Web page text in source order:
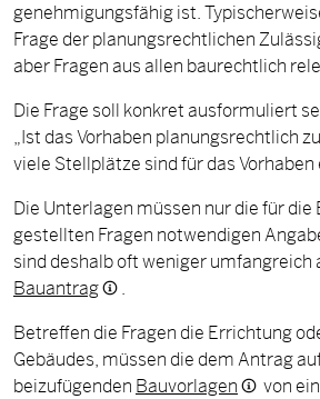
genehmigungsfähig ist.
Frage der planungsrechtlichen
aber Fragen aus allen baurechtlich
Die Frage soll konkret ausformuliert
„Ist das Vorhaben planungsrechtlich
viele Stellplätze sind für das
Die Unterlagen müssen nur die für
gestellten Fragen notwendigen
sind deshalb oft weniger umfangreich
Bauantrag
.
Betreffen die Fragen die Errichtung
Gebäudes, müssen die dem Antrag
beizufügenden Bauvorlagen
von